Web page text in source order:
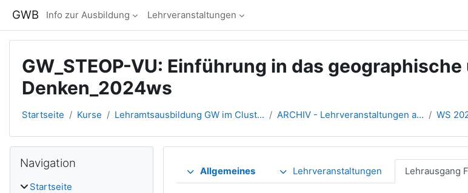
GWB Info zur Ausbildung Lehrveranstaltungen
GW_STEOP-VU: Einführung in das
Denken_2024ws
Startseite Kurse Lehramtsausbildung GW im Clust... ARCHIV - Lehrveranstaltungen a... WS
Abschnittsübersicht
Allgemeines Lehrveranstaltungen Lehrausgang
Blöcke
Navigation
Startseite